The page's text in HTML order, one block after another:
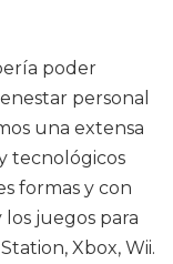
poder
personal
una extensa
tecnológicos
formas y con
los juegos para
Xbox, Wii.